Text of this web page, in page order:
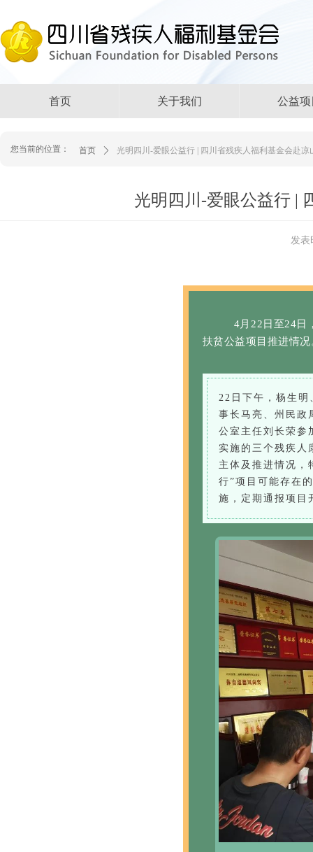
首页 关于我们 公益项
您当前的位置： 首页 ꄲ 光明四川-爱眼公益行 | 四川省残疾人福利基金会赴
发表
光明四川-爱眼公益行 |
4月22日至24日
扶贫公益项目推进情况
22日下午，杨生明
事长马亮、州民政
公室主任刘长荣参
实施的三个残疾人
主体及推进情况，
行”项目可能存在
施，定期通报项目